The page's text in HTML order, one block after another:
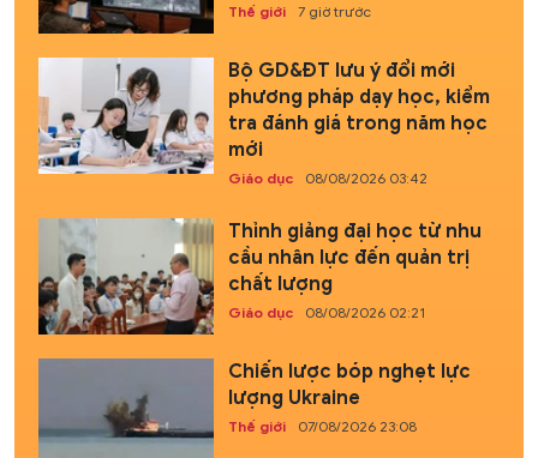
Thế giới 7 giờ trước
Bộ GD&ĐT lưu ý đổi mới
phương pháp dạy học, kiểm
tra đánh giá trong năm học
mới
Giáo dục 08/08/2026 03:42
Thỉnh giảng đại học từ nhu
cầu nhân lực đến quản trị
chất lượng
Giáo dục 08/08/2026 02:21
Chiến lược bóp nghẹt lực
lượng Ukraine
Thế giới 07/08/2026 23:08